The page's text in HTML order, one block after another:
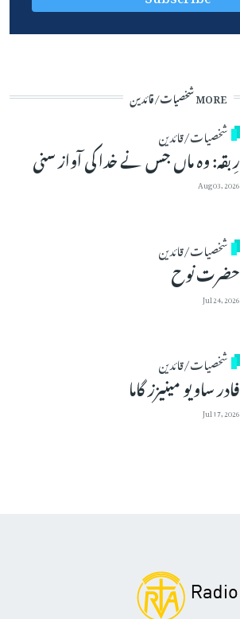
MORE شخصیات/قائدین
شخصیات/قائدین
رِبقہ: وہ ماں جس نے خدا کی آواز سنی
Aug 03, 2026
شخصیات/قائدین
حضرت نوح
Jul 24, 2026
شخصیات/قائدین
فادر ساویو مینیزز گاما
Jul 17, 2026